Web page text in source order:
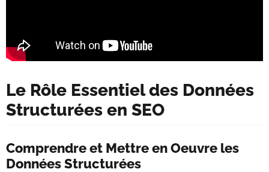
Le Rôle Essentiel des Données
Structurées en SEO
Comprendre et Mettre en Oeuvre les
Données Structurées